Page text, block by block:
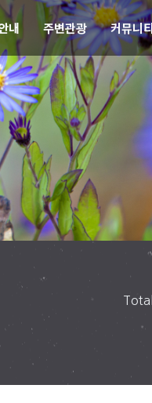
내 주변관광 커뮤니
Total